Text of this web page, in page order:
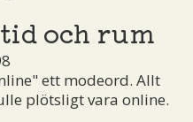
och rum
ett modeord. Allt
plötsligt vara online.